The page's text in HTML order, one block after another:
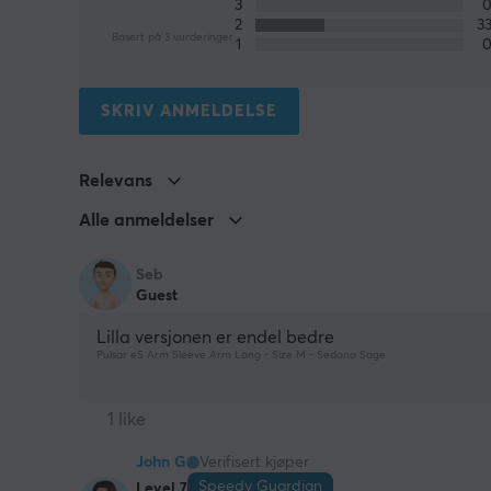
Basert på 3 vurderinger
3
2
1
SKRIV ANMELDELSE
Relevans
Alle anmeldelser
Seb
Guest
Lilla versjonen er endel bedre
Pulsar eS Arm Sleeve Arm Long - Size M - Sedona Sage
1 like
John G
Verifisert kjøper
Speedy Guardian